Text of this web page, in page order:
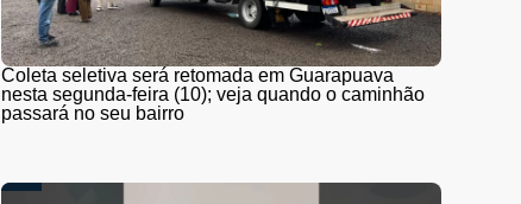
Coleta seletiva será retomada em Guarapuava
nesta segunda-feira (10); veja quando o caminhão
passará no seu bairro